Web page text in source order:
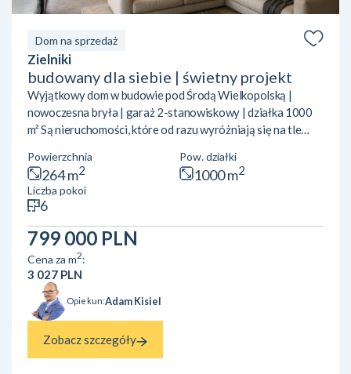
Dom na sprzedaż
Zielniki
budowany dla siebie | świetny projekt
Wyjątkowy dom w budowie pod Środą Wielkopolską |
nowoczesna bryła | garaż 2-stanowiskowy | działka 1000
m² Są nieruchomości, które od razu wyróżniają się na tle
Nowoczesna, przykuwająca uwagę bryła, bardzo
funkcjonalny układ pomieszczeń, duże przeszklenia,
przestrzeń, garaż na dwa samochody i świetna lokalizacja z
szybkim dojazdem do Środy Wielkopolskiej oraz Poznania.
Dom był przygotowywany przez właścicieli dla siebie — z
dużą dbałością o pr...
Powierzchnia
264 m2
Pow. działki
1000 m2
Liczba pokoi
6
799 000 PLN
Cena za m2:
3 027 PLN
Opiekun:Adam Kisiel
Zobacz szczegóły